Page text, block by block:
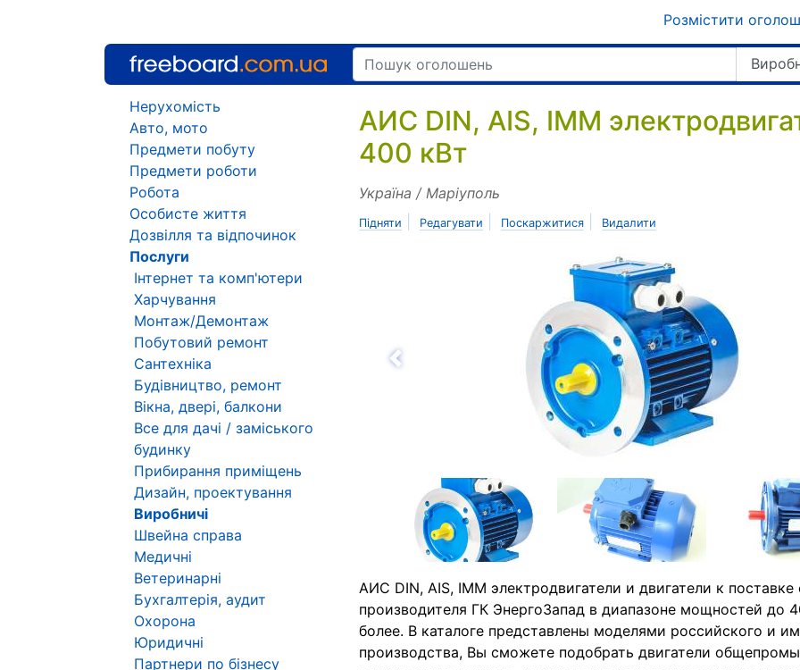
Розмістити
АИС DIN, AIS, IMM
400 кВт
Україна / Маріуполь
Підняти Редагувати Поскаржитися Видалити
Назад
АИС DIN, AIS, IMM электродвигатели и двигатели к поставке
производителя ГК ЭнергоЗапад в диапазоне мощностей до
более. В каталоге представлены моделями российского и
производства, Вы сможете подобрать двигатели
Нерухомість
Авто, мото
Предмети побуту
Предмети роботи
Робота
Особисте життя
Дозвілля та відпочинок
Послуги
Інтернет та комп'ютери
Харчування
Монтаж/Демонтаж
Побутовий ремонт
Сантехніка
Будівництво, ремонт
Вікна, двері, балкони
Все для дачі / заміського
будинку
Прибирання приміщень
Дизайн, проектування
Виробничі
Швейна справа
Медичні
Ветеринарні
Бухгалтерія, аудит
Охорона
Юридичні
Партнери по бізнесу